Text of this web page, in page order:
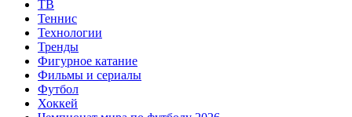
ТВ
Теннис
Технологии
Тренды
Фигурное катание
Фильмы и сериалы
Футбол
Хоккей